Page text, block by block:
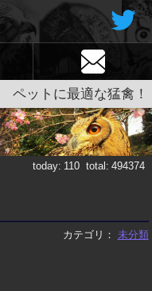
ペットに最適な猛禽！
today: 110 total: 494374
カテゴリ： 未分類